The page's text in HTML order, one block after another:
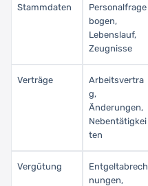
Stammdaten
Personalfrage
bogen,
Lebenslauf,
Zeugnisse
Verträge
Arbeitsvertra
g,
Änderungen,
Nebentätigkei
ten
Vergütung
Entgeltabrech
nungen,